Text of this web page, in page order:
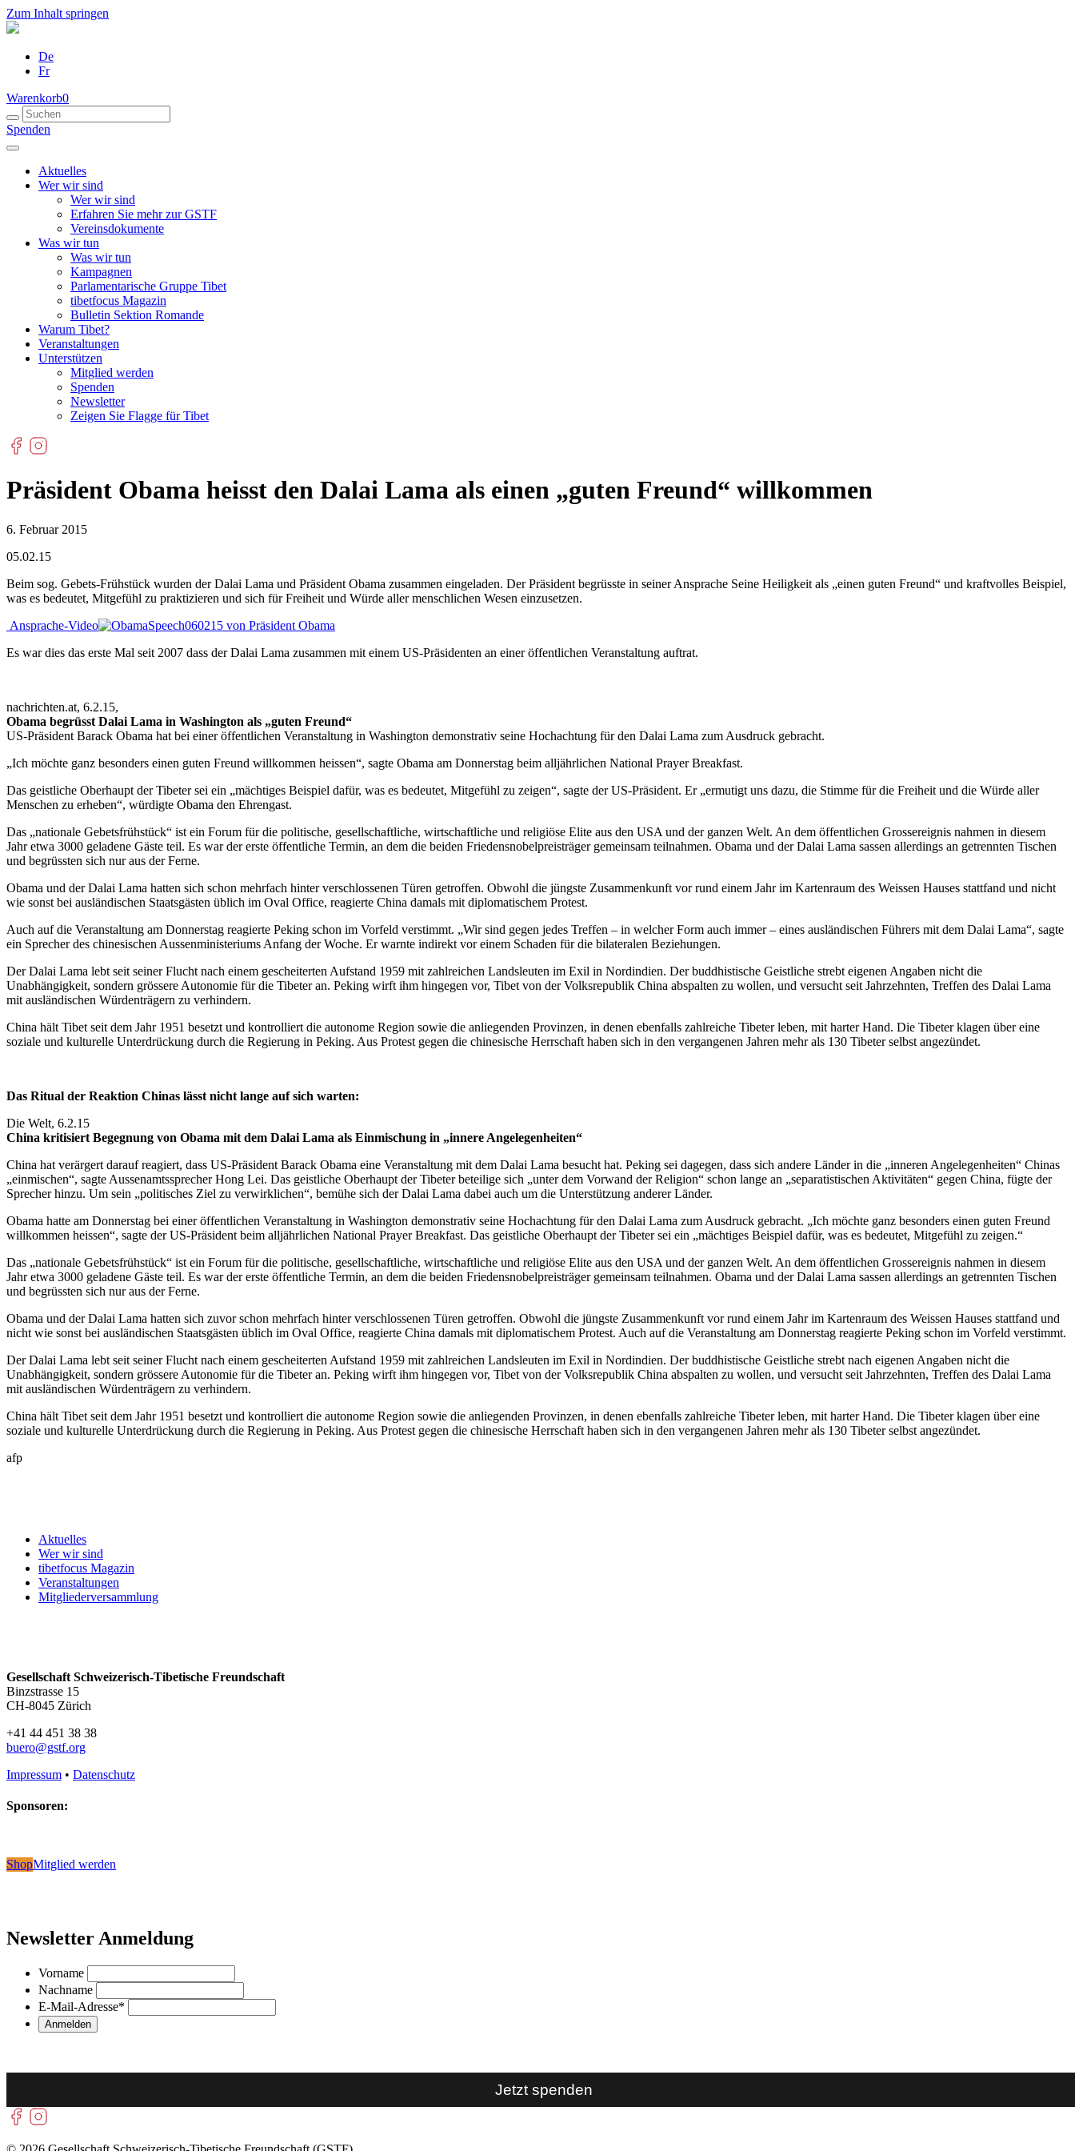
Zum Inhalt springen
De
Fr
Warenkorb0
Spenden
Aktuelles
Wer wir sind
Wer wir sind
Erfahren Sie mehr zur GSTF
Vereinsdokumente
Was wir tun
Was wir tun
Kampagnen
Parlamentarische Gruppe Tibet
tibetfocus Magazin
Bulletin Sektion Romande
Warum Tibet?
Veranstaltungen
Unterstützen
Mitglied werden
Spenden
Newsletter
Zeigen Sie Flagge für Tibet
Präsident Obama heisst den Dalai Lama als einen „guten Freund“ willkommen
6. Februar 2015
05.02.15
Beim sog. Gebets-Frühstück wurden der Dalai Lama und Präsident Obama zusammen eingeladen. Der Präsident begrüsste in seiner Ansprache Seine Heiligkeit als „einen guten Freund“ und kraftvolles Beispiel,
was es bedeutet, Mitgefühl zu praktizieren und sich für Freiheit und Würde aller menschlichen Wesen einzusetzen.
Ansprache-Video
von Präsident Obama
Es war dies das erste Mal seit 2007 dass der Dalai Lama zusammen mit einem US-Präsidenten an einer öffentlichen Veranstaltung auftrat.
nachrichten.at, 6.2.15,
Obama begrüsst Dalai Lama in Washington als „guten Freund“
US-Präsident Barack Obama hat bei einer öffentlichen Veranstaltung in Washington demonstrativ seine Hochachtung für den Dalai Lama zum Ausdruck gebracht.
„Ich möchte ganz besonders einen guten Freund willkommen heissen“, sagte Obama am Donnerstag beim alljährlichen National Prayer Breakfast.
Das geistliche Oberhaupt der Tibeter sei ein „mächtiges Beispiel dafür, was es bedeutet, Mitgefühl zu zeigen“, sagte der US-Präsident. Er „ermutigt uns dazu, die Stimme für die Freiheit und die Würde aller
Menschen zu erheben“, würdigte Obama den Ehrengast.
Das „nationale Gebetsfrühstück“ ist ein Forum für die politische, gesellschaftliche, wirtschaftliche und religiöse Elite aus den USA und der ganzen Welt. An dem öffentlichen Grossereignis nahmen in diesem
Jahr etwa 3000 geladene Gäste teil. Es war der erste öffentliche Termin, an dem die beiden Friedensnobelpreisträger gemeinsam teilnahmen. Obama und der Dalai Lama sassen allerdings an getrennten Tischen
und begrüssten sich nur aus der Ferne.
Obama und der Dalai Lama hatten sich schon mehrfach hinter verschlossenen Türen getroffen. Obwohl die jüngste Zusammenkunft vor rund einem Jahr im Kartenraum des Weissen Hauses stattfand und nicht
wie sonst bei ausländischen Staatsgästen üblich im Oval Office, reagierte China damals mit diplomatischem Protest.
Auch auf die Veranstaltung am Donnerstag reagierte Peking schon im Vorfeld verstimmt. „Wir sind gegen jedes Treffen – in welcher Form auch immer – eines ausländischen Führers mit dem Dalai Lama“, sagte
ein Sprecher des chinesischen Aussenministeriums Anfang der Woche. Er warnte indirekt vor einem Schaden für die bilateralen Beziehungen.
Der Dalai Lama lebt seit seiner Flucht nach einem gescheiterten Aufstand 1959 mit zahlreichen Landsleuten im Exil in Nordindien. Der buddhistische Geistliche strebt eigenen Angaben nicht die
Unabhängigkeit, sondern grössere Autonomie für die Tibeter an. Peking wirft ihm hingegen vor, Tibet von der Volksrepublik China abspalten zu wollen, und versucht seit Jahrzehnten, Treffen des Dalai Lama
mit ausländischen Würdenträgern zu verhindern.
China hält Tibet seit dem Jahr 1951 besetzt und kontrolliert die autonome Region sowie die anliegenden Provinzen, in denen ebenfalls zahlreiche Tibeter leben, mit harter Hand. Die Tibeter klagen über eine
soziale und kulturelle Unterdrückung durch die Regierung in Peking. Aus Protest gegen die chinesische Herrschaft haben sich in den vergangenen Jahren mehr als 130 Tibeter selbst angezündet.
Das Ritual der Reaktion Chinas lässt nicht lange auf sich warten:
Die Welt, 6.2.15
China kritisiert Begegnung von Obama mit dem Dalai Lama als Einmischung in „innere Angelegenheiten“
China hat verärgert darauf reagiert, dass US-Präsident Barack Obama eine Veranstaltung mit dem Dalai Lama besucht hat. Peking sei dagegen, dass sich andere Länder in die „inneren Angelegenheiten“ Chinas
„einmischen“, sagte Aussenamtssprecher Hong Lei. Das geistliche Oberhaupt der Tibeter beteilige sich „unter dem Vorwand der Religion“ schon lange an „separatistischen Aktivitäten“ gegen China, fügte der
Sprecher hinzu. Um sein „politisches Ziel zu verwirklichen“, bemühe sich der Dalai Lama dabei auch um die Unterstützung anderer Länder.
Obama hatte am Donnerstag bei einer öffentlichen Veranstaltung in Washington demonstrativ seine Hochachtung für den Dalai Lama zum Ausdruck gebracht. „Ich möchte ganz besonders einen guten Freund
willkommen heissen“, sagte der US-Präsident beim alljährlichen National Prayer Breakfast. Das geistliche Oberhaupt der Tibeter sei ein „mächtiges Beispiel dafür, was es bedeutet, Mitgefühl zu zeigen.“
Das „nationale Gebetsfrühstück“ ist ein Forum für die politische, gesellschaftliche, wirtschaftliche und religiöse Elite aus den USA und der ganzen Welt. An dem öffentlichen Grossereignis nahmen in diesem
Jahr etwa 3000 geladene Gäste teil. Es war der erste öffentliche Termin, an dem die beiden Friedensnobelpreisträger gemeinsam teilnahmen. Obama und der Dalai Lama sassen allerdings an getrennten Tischen
und begrüssten sich nur aus der Ferne.
Obama und der Dalai Lama hatten sich zuvor schon mehrfach hinter verschlossenen Türen getroffen. Obwohl die jüngste Zusammenkunft vor rund einem Jahr im Kartenraum des Weissen Hauses stattfand und
nicht wie sonst bei ausländischen Staatsgästen üblich im Oval Office, reagierte China damals mit diplomatischem Protest. Auch auf die Veranstaltung am Donnerstag reagierte Peking schon im Vorfeld verstimmt.
Der Dalai Lama lebt seit seiner Flucht nach einem gescheiterten Aufstand 1959 mit zahlreichen Landsleuten im Exil in Nordindien. Der buddhistische Geistliche strebt nach eigenen Angaben nicht die
Unabhängigkeit, sondern grössere Autonomie für die Tibeter an. Peking wirft ihm hingegen vor, Tibet von der Volksrepublik China abspalten zu wollen, und versucht seit Jahrzehnten, Treffen des Dalai Lama
mit ausländischen Würdenträgern zu verhindern.
China hält Tibet seit dem Jahr 1951 besetzt und kontrolliert die autonome Region sowie die anliegenden Provinzen, in denen ebenfalls zahlreiche Tibeter leben, mit harter Hand. Die Tibeter klagen über eine
soziale und kulturelle Unterdrückung durch die Regierung in Peking. Aus Protest gegen die chinesische Herrschaft haben sich in den vergangenen Jahren mehr als 130 Tibeter selbst angezündet.
afp
Aktuelles
Wer wir sind
tibetfocus Magazin
Veranstaltungen
Mitgliederversammlung
Gesellschaft Schweizerisch-Tibetische Freundschaft
Binzstrasse 15
CH-8045 Zürich
+41 44 451 38 38
buero@gstf.org
Impressum • Datenschutz
Sponsoren:
ShopMitglied werden
Newsletter Anmeldung
Vorname
Nachname
E-Mail-Adresse*
Jetzt spenden